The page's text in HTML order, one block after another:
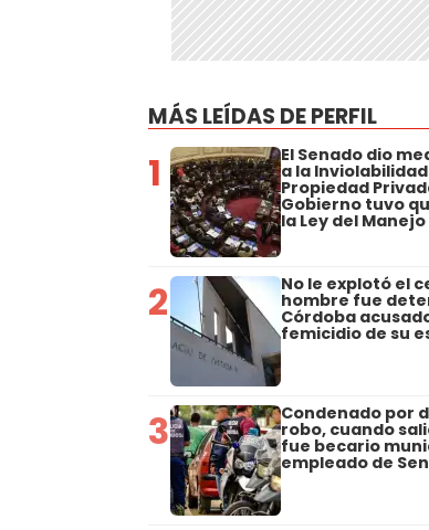
MÁS LEÍDAS DE PERFIL
1 El Senado dio
a la
Propiedad
Gobierno tuvo
la Ley del
2 No le explotó el
hombre fue
Córdoba
femicidio de su
3 Condenado por
robo, cuando
fue becario
empleado de